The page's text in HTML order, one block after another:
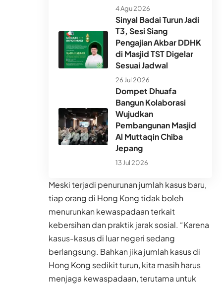
4 Agu 2026
Sinyal Badai Turun Jadi
T3, Sesi Siang
Pengajian Akbar DDHK
di Masjid TST Digelar
Sesuai Jadwal
26 Jul 2026
Dompet Dhuafa
Bangun Kolaborasi
Wujudkan
Pembangunan Masjid
Al Muttaqin Chiba
Jepang
13 Jul 2026
Meski terjadi penurunan jumlah kasus baru,
tiap orang di Hong Kong tidak boleh
menurunkan kewaspadaan terkait
kebersihan dan praktik jarak sosial. “Karena
kasus-kasus di luar negeri sedang
berlangsung. Bahkan jika jumlah kasus di
Hong Kong sedikit turun, kita masih harus
menjaga kewaspadaan, terutama untuk